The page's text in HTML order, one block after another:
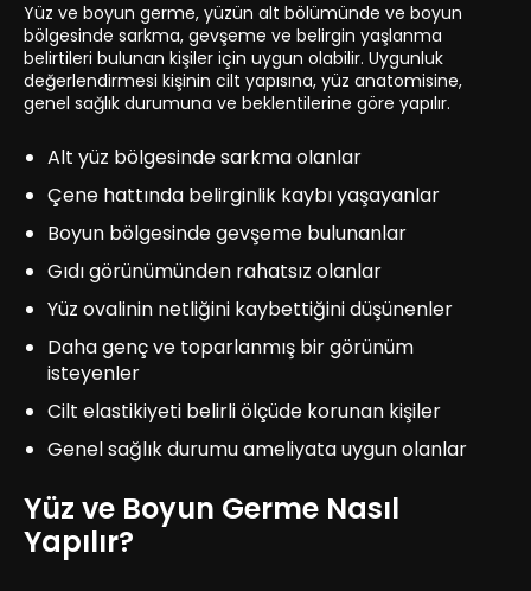
Yüz ve boyun germe, yüzün alt bölümünde ve boyun
bölgesinde sarkma, gevşeme ve belirgin yaşlanma
belirtileri bulunan kişiler için uygun olabilir. Uygunluk
değerlendirmesi kişinin cilt yapısına, yüz anatomisine,
genel sağlık durumuna ve beklentilerine göre yapılır.
Alt yüz bölgesinde sarkma olanlar
Çene hattında belirginlik kaybı yaşayanlar
Boyun bölgesinde gevşeme bulunanlar
Gıdı görünümünden rahatsız olanlar
Yüz ovalinin netliğini kaybettiğini düşünenler
Daha genç ve toparlanmış bir görünüm
isteyenler
Cilt elastikiyeti belirli ölçüde korunan kişiler
Genel sağlık durumu ameliyata uygun olanlar
Yüz ve Boyun Germe Nasıl
Yapılır?